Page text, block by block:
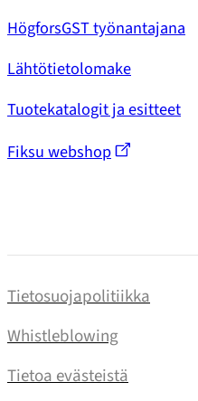
HögforsGST työnantajana
Lähtötietolomake
Tuotekatalogit ja esitteet
Fiksu webshop
Tietosuojapolitiikka
Whistleblowing
Tietoa evästeistä